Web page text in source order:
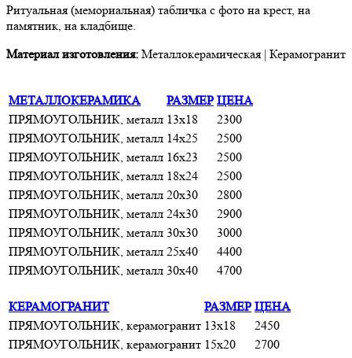
Ритуальная (мемориальная) табличка с фото на крест, на
памятник, на кладбище.
Материал изготовления: Металлокерамическая | Керамогранит
МЕТАЛЛОКЕРАМИКА РАЗМЕР ЦЕНА
ПРЯМОУГОЛЬНИК, металл 13х18
2300
ПРЯМОУГОЛЬНИК, металл 14х25
2500
ПРЯМОУГОЛЬНИК, металл 16х23
2500
ПРЯМОУГОЛЬНИК, металл 18х24
2500
ПРЯМОУГОЛЬНИК, металл 20х30
2800
ПРЯМОУГОЛЬНИК, металл 24х30
2900
ПРЯМОУГОЛЬНИК, металл 30х30
3000
ПРЯМОУГОЛЬНИК, металл 25х40
4400
ПРЯМОУГОЛЬНИК, металл 30х40 4700
КЕРАМОГРАНИТ РАЗМЕР ЦЕНА
ПРЯМОУГОЛЬНИК, керамогранит 13х18
2450
ПРЯМОУГОЛЬНИК, керамогранит 15х20
2700